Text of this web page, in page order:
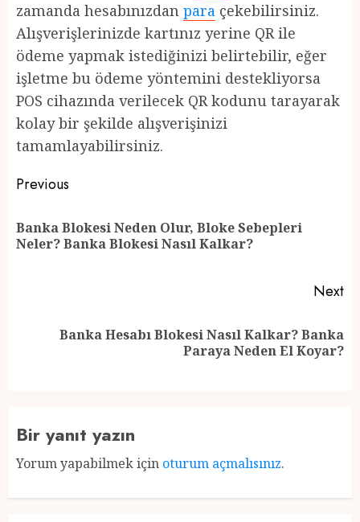
zamanda hesabınızdan para çekebilirsiniz.
Alışverişlerinizde kartınız yerine QR ile
ödeme yapmak istediğinizi belirtebilir, eğer
işletme bu ödeme yöntemini destekliyorsa
POS cihazında verilecek QR kodunu tarayarak
kolay bir şekilde alışverişinizi
tamamlayabilirsiniz.
Post
navigation
Previous
Banka Blokesi Neden Olur, Bloke Sebepleri
Neler? Banka Blokesi Nasıl Kalkar?
Next
Banka Hesabı Blokesi Nasıl Kalkar? Banka
Paraya Neden El Koyar?
Bir yanıt yazın
Yorum yapabilmek için oturum açmalısınız.